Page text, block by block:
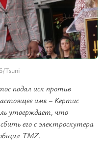
Tsuni
подал иск против
имя – Кертис
утверждает, что
его с электроскутера
TMZ.